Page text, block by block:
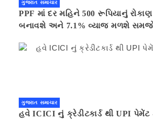
ગુજરાત સમાચાર
PPF માં દર મહિને 500 રૂપિયાનું
બનાવશે અને 7.1% વ્યાજ મળશે
ગુજરાત સમાચાર
હવે ICICI નું ક્રેડીટકાર્ડ થી UPI પેમેંટ